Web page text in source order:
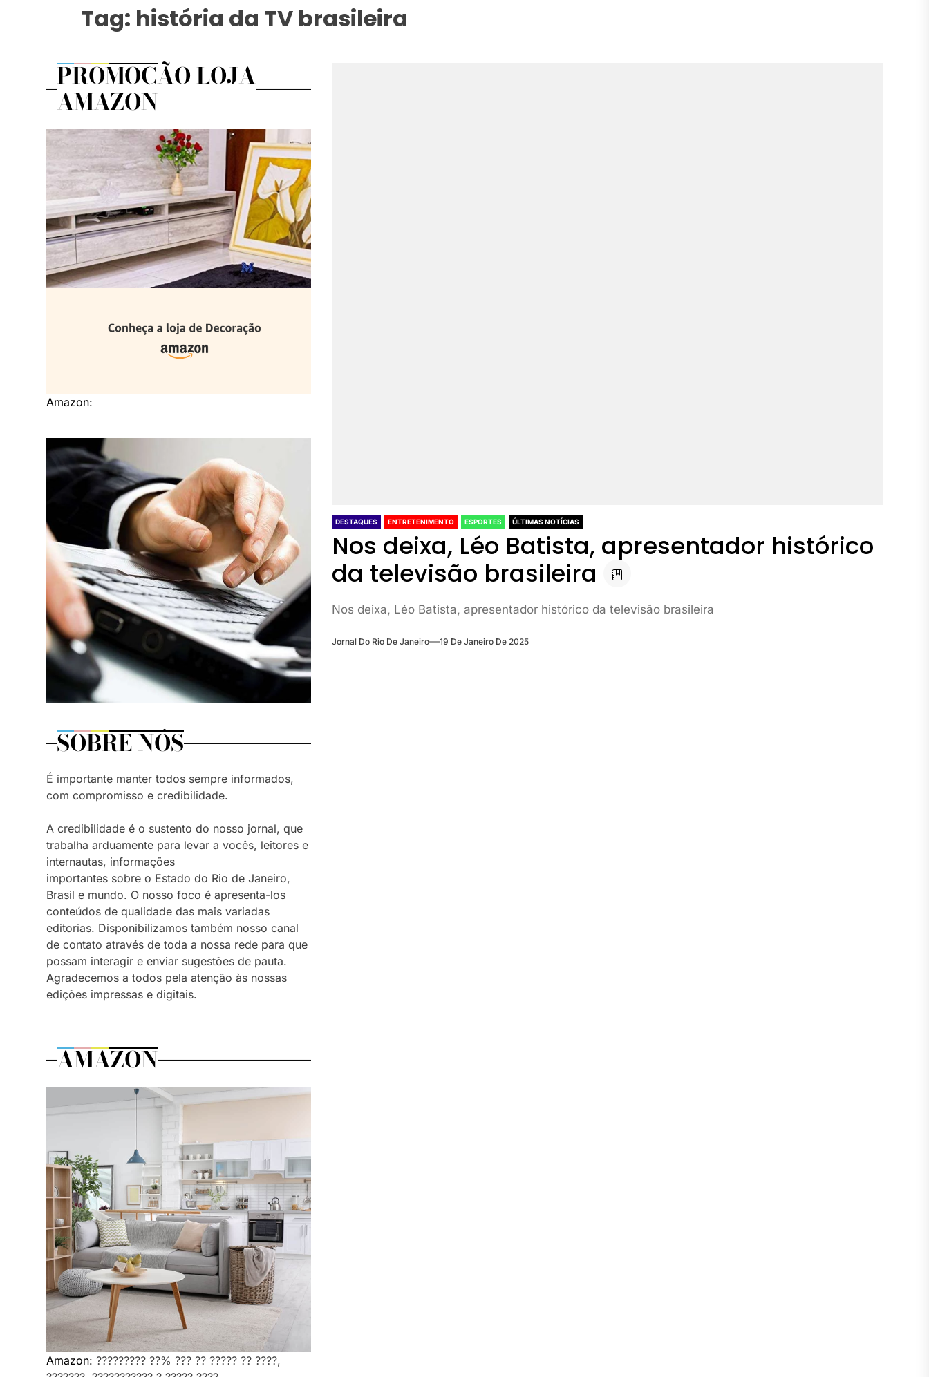
Tag: história da TV brasileira
DESTAQUES ENTRETENIMENTO ESPORTES ÚLTIMAS NOTÍCIAS
Nos deixa, Léo Batista, apresentador histórico
da televisão brasileira
Nos deixa, Léo Batista, apresentador histórico da televisão brasileira
Jornal Do Rio De Janeiro 19 De Janeiro De 2025
PROMOÇÃO LOJA
AMAZON
Amazon:
SOBRE NÓS
É importante manter todos sempre informados,
com compromisso e credibilidade.
A credibilidade é o sustento do nosso jornal, que
trabalha arduamente para levar a vocês, leitores e
internautas, informações
importantes sobre o Estado do Rio de Janeiro,
Brasil e mundo. O nosso foco é apresenta-los
conteúdos de qualidade das mais variadas
editorias. Disponibilizamos também nosso canal
de contato através de toda a nossa rede para que
possam interagir e enviar sugestões de pauta.
Agradecemos a todos pela atenção às nossas
edições impressas e digitais.
AMAZON
Amazon: ????????? ??% ??? ?? ????? ?? ????,